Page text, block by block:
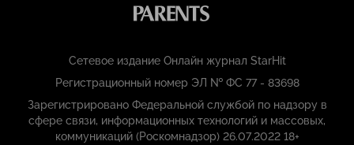
Сетевое издание Онлайн журнал StarHit
Регистрационный номер ЭЛ № ФС 77 - 83698
Зарегистрировано Федеральной службой по надзору в
сфере связи, информационных технологий и массовых,
коммуникаций (Роскомнадзор) 26.07.2022 18+